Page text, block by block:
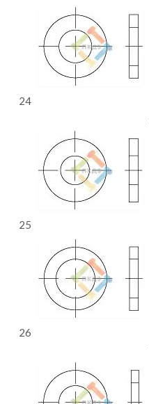
24
25
26